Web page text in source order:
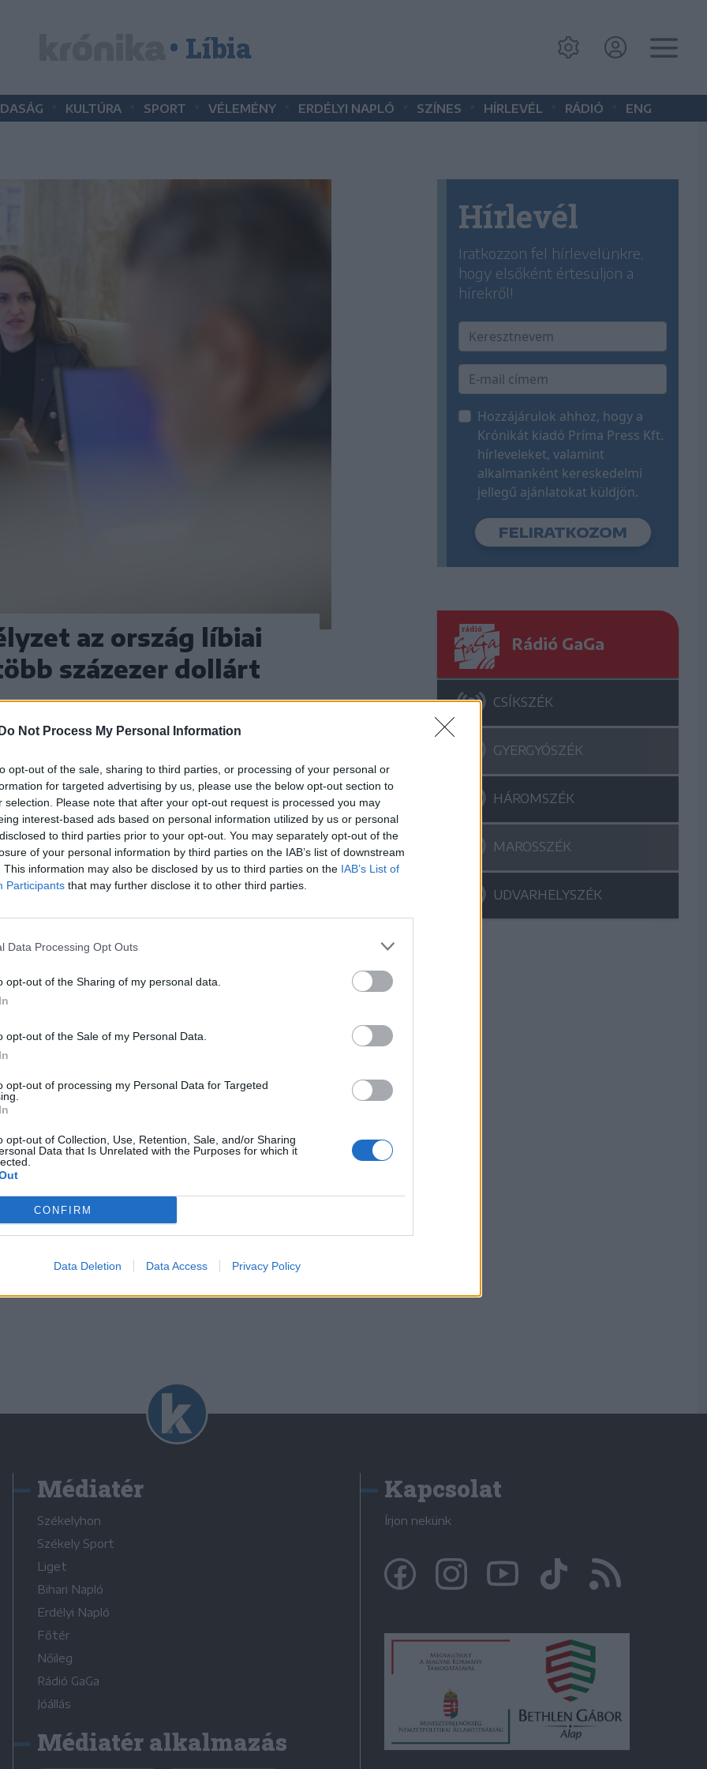
Do Not Process My Personal Information
opt-out of the sale, sharing to third parties, or processing of your personal or
for targeted advertising by us, please use the below opt-out section to
selection. Please note that after your opt-out request is processed you may
interest-based ads based on personal information utilized by us or personal
to third parties prior to your opt-out. You may separately opt-out of the
of your personal information by third parties on the IAB’s list of downstream
This information may also be disclosed by us to third parties on the IAB’s List of
Participants that may further disclose it to other third parties.
Data Processing Opt Outs
opt-out of the Sharing of my personal data.
opt-out of the Sale of my Personal Data.
opt-out of processing my Personal Data for Targeted
opt-out of Collection, Use, Retention, Sale, and/or Sharing
Data that Is Unrelated with the Purposes for which it
CONFIRM
Data Deletion Data Access Privacy Policy
• Líbia
KULTÚRA SPORT VÉLEMÉNY ERDÉLYI NAPLÓ SZÍNES HÍRLEVÉL RÁDIÓ ENG
az ország líbiai
százezer dollárt
éve nem tevékenykedik személyzet,
– árulta el Oana Țoiu ügyvivő
a
az
légierő
Bengáziba.
2018-
egyik
be
Hírlevél
Iratkozzon fel hírlevelünkre,
hogy elsőként értesüljön a
hírekről!
Hozzájárulok ahhoz, hogy a
Krónikát kiadó Príma Press Kft.
hírleveleket, valamint
alkalmanként kereskedelmi
jellegű ajánlatokat küldjön.
Rádió GaGa
CSÍKSZÉK
GYERGYÓSZÉK
HÁROMSZÉK
MAROSSZÉK
UDVARHELYSZÉK
Médiatér
Székelyhon
Székely Sport
Liget
Bihari Napló
Erdélyi Napló
Főtér
Nőileg
Rádió GaGa
Jóállás
Médiatér alkalmazás
Kapcsolat
Írjon nekünk